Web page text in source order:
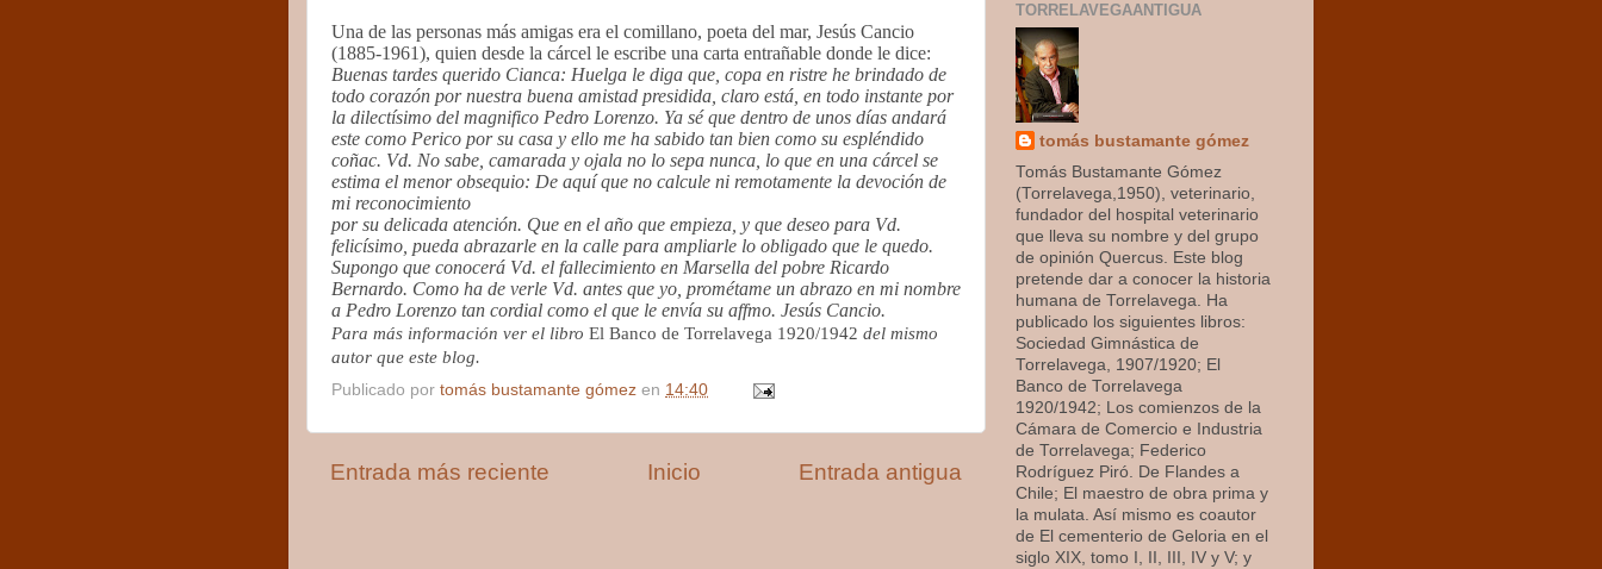
Una de las personas más amigas era el comillano, poeta del mar, Jesús Cancio
(1885-1961), quien desde la cárcel le escribe una carta entrañable donde le dice:
Buenas tardes querido Cianca: Huelga le diga que, copa en ristre he brindado de
todo corazón por nuestra buena amistad presidida, claro está, en todo instante por
la dilectísimo del magnifico Pedro Lorenzo. Ya sé que dentro de unos días andará
este como Perico por su casa y ello me ha sabido tan bien como su espléndido
coñac. Vd. No sabe, camarada y ojala no lo sepa nunca, lo que en una cárcel se
estima el menor obsequio: De aquí que no calcule ni remotamente la devoción de
mi reconocimiento
por su delicada atención. Que en el año que empieza, y que deseo para Vd.
felicísimo, pueda abrazarle en la calle para ampliarle lo obligado que le quedo.
Supongo que conocerá Vd. el fallecimiento en Marsella del pobre Ricardo
Bernardo. Como ha de verle Vd. antes que yo, prométame un abrazo en mi nombre
a Pedro Lorenzo tan cordial como el que le envía su affmo. Jesús Cancio.
Para más información ver el libro El Banco de Torrelavega 1920/1942 del mismo
autor que este blog.
Publicado por tomás bustamante gómez en 14:40
Entrada más reciente Entrada antigua
Inicio
TORRELAVEGAANTIGUA
tomás bustamante gómez
Tomás Bustamante Gómez
(Torrelavega,1950), veterinario,
fundador del hospital veterinario
que lleva su nombre y del grupo
de opinión Quercus. Este blog
pretende dar a conocer la historia
humana de Torrelavega. Ha
publicado los siguientes libros:
Sociedad Gimnástica de
Torrelavega, 1907/1920; El
Banco de Torrelavega
1920/1942; Los comienzos de la
Cámara de Comercio e Industria
de Torrelavega; Federico
Rodríguez Piró. De Flandes a
Chile; El maestro de obra prima y
la mulata. Así mismo es coautor
de El cementerio de Geloria en el
siglo XIX, tomo I, II, III, IV y V; y